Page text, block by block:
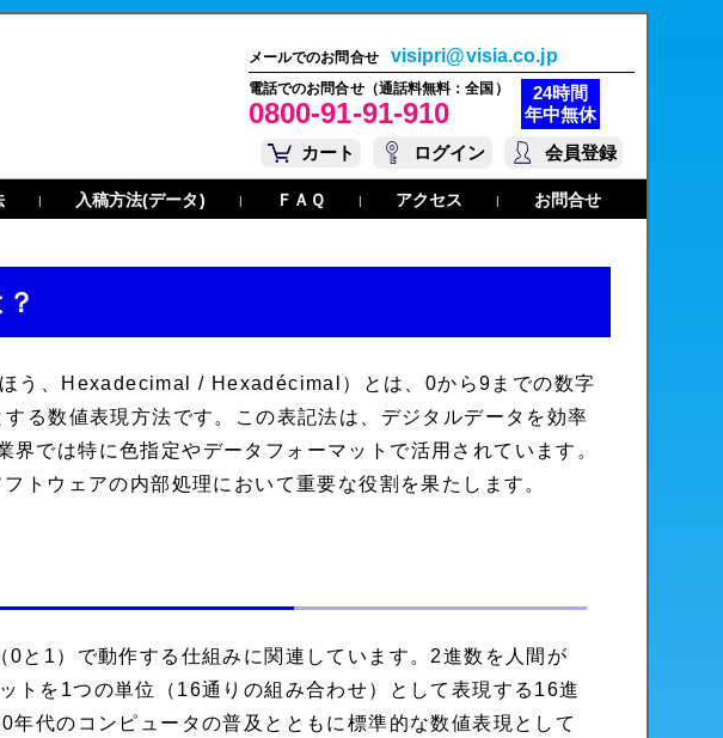
メールでのお問合せ visipri@visia.co.jp
電話でのお問合せ（通話料無料：全国）
0800-91-91-910
24時間
年中無休
カート
ログイン 会員登録
| 入稿方法(データ) | ＦＡＱ | アクセス | お問合せ
う、 Hexadecimal / Hexadécimal ）とは、0から9までの数字
る数値表現方法です。この表記法は、デジタルデータを効率
では特に色指定やデータフォーマットで活用されています。
トウェアの内部処理において重要な役割を果たします。
と1）で動作する仕組みに関連しています。2進数を人間が
トを1つの単位（16通りの組み合わせ）として表現する16進
代のコンピュータの普及とともに標準的な数値表現として